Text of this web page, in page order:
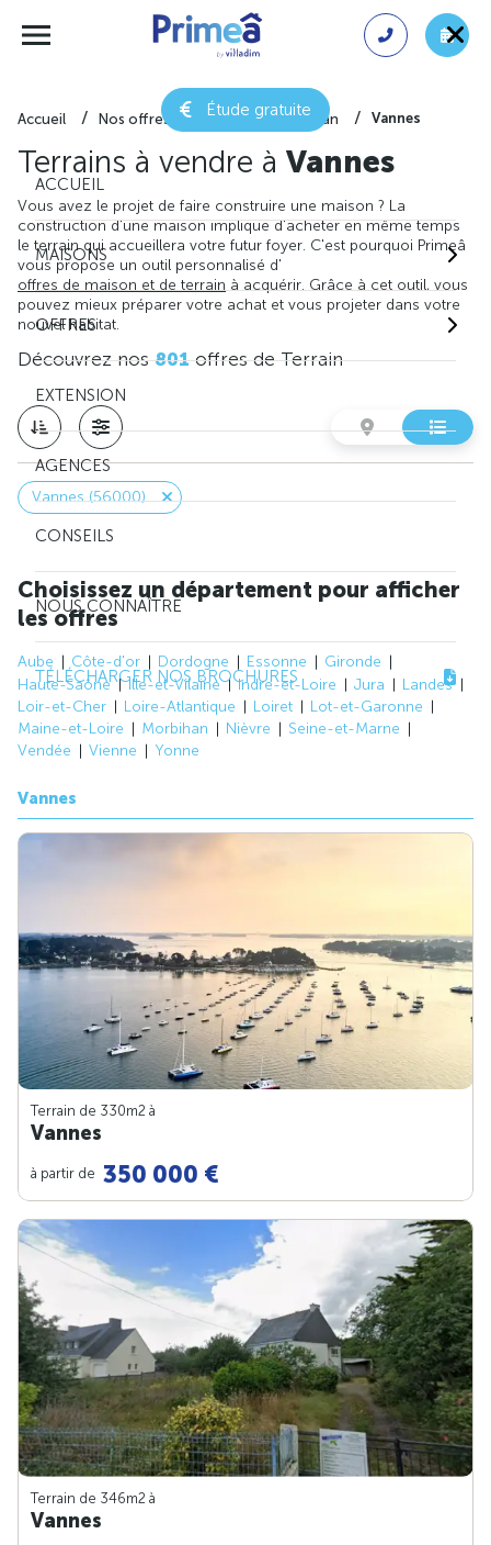
Étude gratuite
ACCUEIL
MAISONS
OFFRES
EXTENSION
AGENCES
CONSEILS
NOUS CONNAÎTRE
TÉLÉCHARGER NOS BROCHURES
Accueil Nos offres de terrain Morbihan Vannes
Terrains à vendre à Vannes
Vous avez le projet de faire construire une maison ? La
construction d'une maison implique d'acheter en même temps
le terrain qui accueillera votre futur foyer. C'est pourquoi Primeâ
vous propose un outil personnalisé d'
offres de maison et de terrain à acquérir. Grâce à cet outil, vous
pouvez mieux préparer votre achat et vous projeter dans votre
nouvel habitat.
Découvrez nos801offres de Terrain
Vannes (56000)
Choisissez un département pour afficher
les offres
Aube Côte-d'or Dordogne Essonne
Gironde
Haute-Saône
Ille-et-Vilaine Indre-et-Loire Jura
Landes
Loir-et-Cher
Loire-Atlantique Loiret
Lot-et-Garonne
Maine-et-Loire
Morbihan Nièvre
Seine-et-Marne
Vendée
Vienne Yonne
Vannes
Terrain de 330m2 à
Vannes
à partir de 350 000 €
Terrain de 346m2 à
Vannes